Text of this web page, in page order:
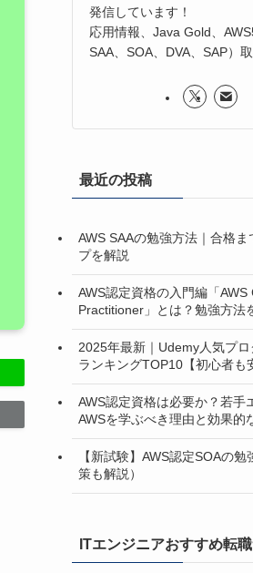
発信しています！
応用情報、Java Gold、
SAA、SOA、DVA、SAP）
最近の投稿
AWS SAAの勉強方法｜合格ま
プを解説
AWS認定資格の入門編「AWS
Practitioner」とは？勉強方法
2025年最新｜Udemy人気プ
ランキングTOP10【初心者も
AWS認定資格は必要か？若手
AWSを学ぶべき理由と効果的
【新試験】AWS認定SOAの
策も解説）
ITエンジニアおすすめ転